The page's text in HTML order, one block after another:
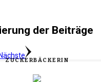
der Beiträge
Nächste
ZUCKERBÄCKERIN